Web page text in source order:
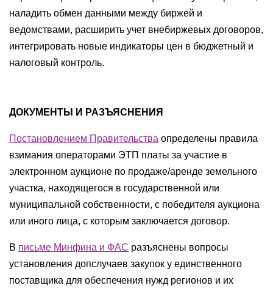
наладить обмен данными между биржей и
ведомствами, расширить учет внебиржевых договоров,
интегрировать новые индикаторы цен в бюджетный и
налоговый контроль.
ДОКУМЕНТЫ И РАЗЪЯСНЕНИЯ
Постановлением Правительства определены правила
взимания операторами ЭТП платы за участие в
электронном аукционе по продаже/аренде земельного
участка, находящегося ‎в государственной или
муниципальной собственности, ‎с победителя аукциона
или иного лица, с которым заключается ‎договор.
В письме Минфина и ФАС разъяснены вопросы
установления допслучаев закупок у единственного
поставщика для обеспечения нужд регионов и их